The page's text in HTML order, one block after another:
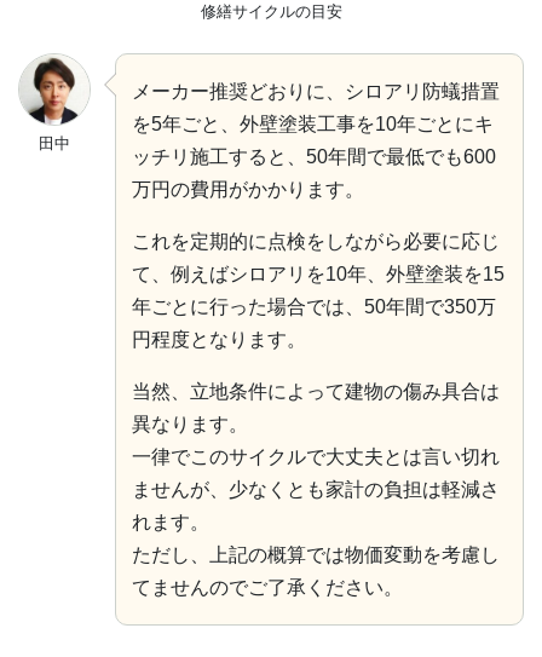
修繕サイクルの目安
田中
メーカー推奨どおりに、シロアリ防蟻措置
を5年ごと、外壁塗装工事を10年ごとにキ
ッチリ施工すると、50年間で最低でも600
万円の費用がかかります。
これを定期的に点検をしながら必要に応じ
て、例えばシロアリを10年、外壁塗装を15
年ごとに行った場合では、50年間で350万
円程度となります。
当然、立地条件によって建物の傷み具合は
異なります。
一律でこのサイクルで大丈夫とは言い切れ
ませんが、少なくとも家計の負担は軽減さ
れます。
ただし、上記の概算では物価変動を考慮し
てませんのでご了承ください。